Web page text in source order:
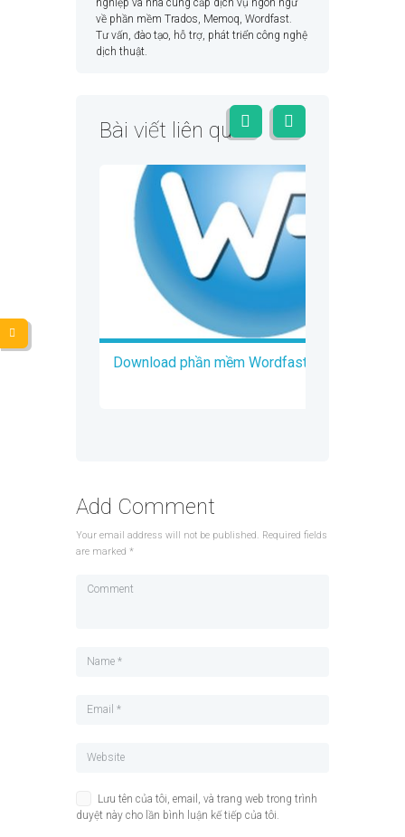
nghiệp và nhà cung cấp dịch vụ ngôn ngữ
về phần mềm Trados, Memoq, Wordfast.
Tư vấn, đào tạo, hỗ trợ, phát triển công nghệ
dịch thuật.
Bài viết liên quan
Download phần mềm Wordfast Pro
Add Comment
Your email address will not be published. Required fields
are marked *
Lưu tên của tôi, email, và trang web trong trình
duyệt này cho lần bình luận kế tiếp của tôi.